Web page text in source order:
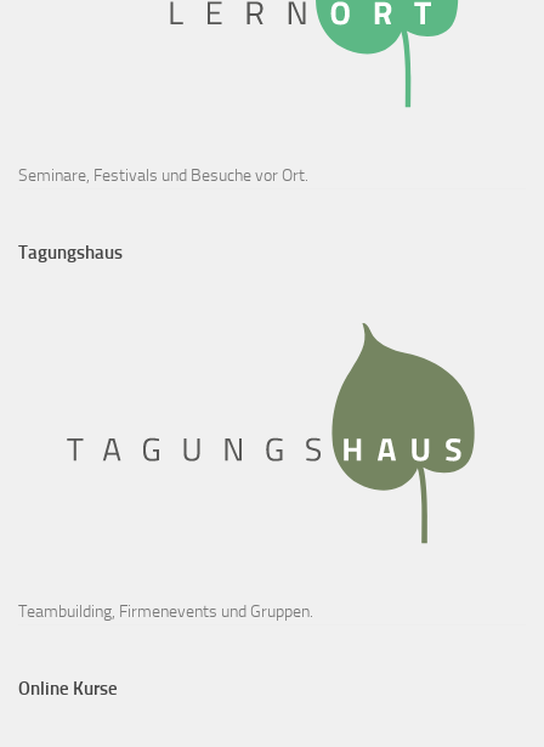
Seminare, Festivals und Besuche vor Ort.
Tagungshaus
Teambuilding, Firmenevents und Gruppen.
Online Kurse